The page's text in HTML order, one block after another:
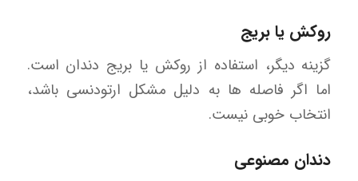
روکش یا بریج
گزینه دیگر، استفاده از روکش یا بریج دندان است.
اما اگر فاصله ها به دلیل مشکل ارتودنسی باشد،
انتخاب خوبی نیست.
دندان مصنوعی